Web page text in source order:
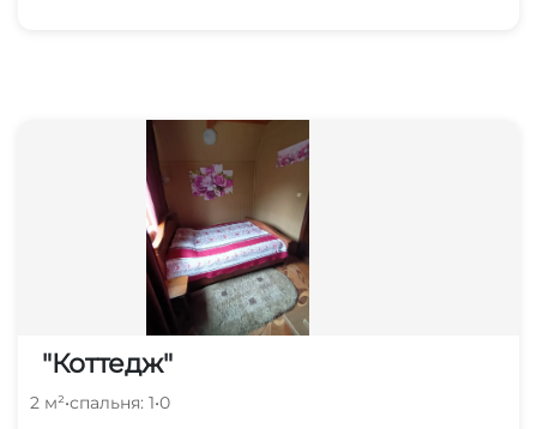
"Коттедж"
2 м²•спальня: 1•0